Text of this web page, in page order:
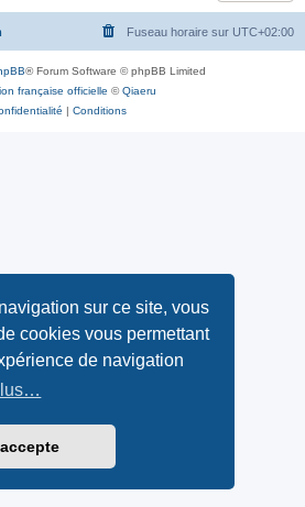
sur ce site, vous
cookies vous permettant
de navigation
Fuseau horaire sur UTC+02:00
® Forum Software © phpBB Limited
française officielle ©Qiaeru
| Conditions